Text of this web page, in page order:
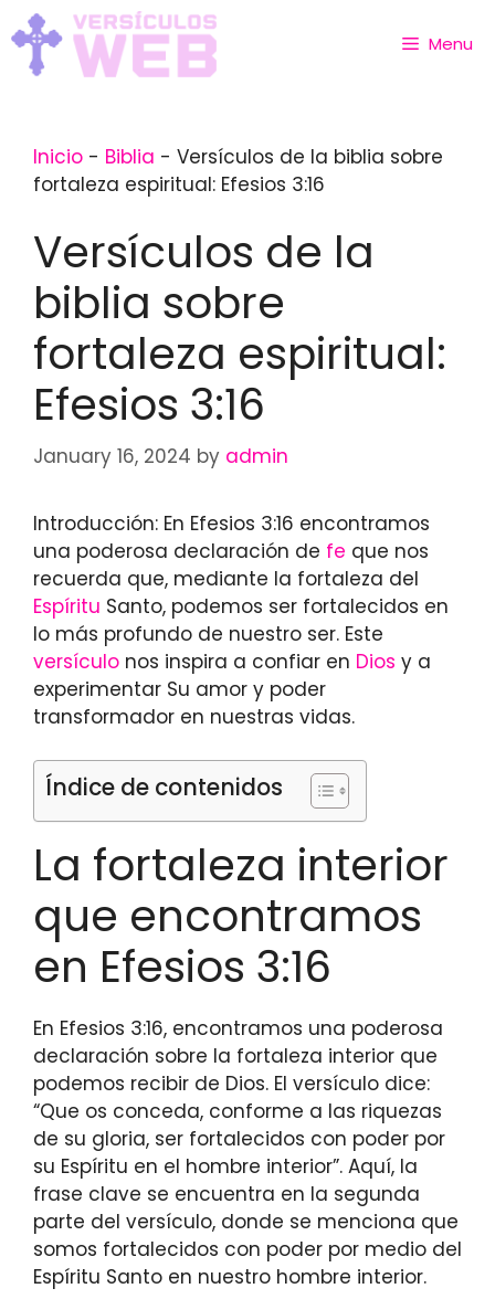
Skip
to
content
Menu
Inicio - Biblia - Versículos de la biblia sobre
fortaleza espiritual: Efesios 3:16
Versículos de la
biblia sobre
fortaleza espiritual:
Efesios 3:16
January 16, 2024 by admin
Introducción: En Efesios 3:16 encontramos
una poderosa declaración de fe que nos
recuerda que, mediante la fortaleza del
Espíritu Santo, podemos ser fortalecidos en
lo más profundo de nuestro ser. Este
versículo nos inspira a confiar en Dios y a
experimentar Su amor y poder
transformador en nuestras vidas.
Índice de contenidos
La fortaleza interior
que encontramos
en Efesios 3:16
En Efesios 3:16, encontramos una poderosa
declaración sobre la fortaleza interior que
podemos recibir de Dios. El versículo dice:
“Que os conceda, conforme a las riquezas
de su gloria, ser fortalecidos con poder por
su Espíritu en el hombre interior”. Aquí, la
frase clave se encuentra en la segunda
parte del versículo, donde se menciona que
somos fortalecidos con poder por medio del
Espíritu Santo en nuestro hombre interior.